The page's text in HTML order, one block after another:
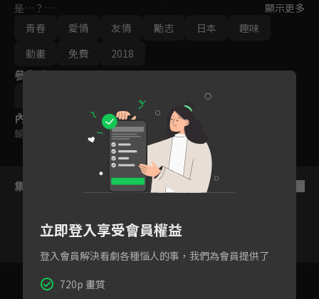
是…？
旅途中的冒險者們，歡迎來到大人的防具店。
顯示更多
青春
愛情 友情 勵志 日本
趣味
動畫
免費 2018
參與演員
內容標籤
輔導十五歲級
集數列表
立即登入享受會員權益
登入會員解決看劇各種惱人的事，我們為會員提供了
720p 畫質